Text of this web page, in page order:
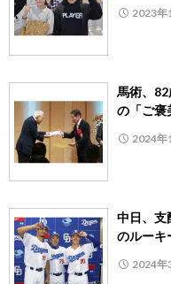
2023年
馬術、
の「ご褒
2024年
中日、支
のルーキ
2024年